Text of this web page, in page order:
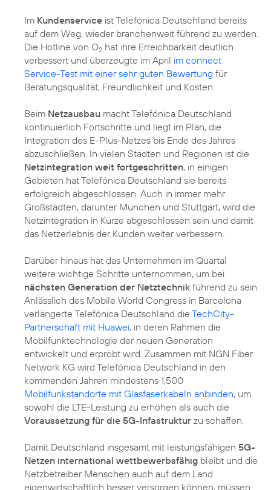
Im Kundenservice ist Telefónica Deutschland bereits
auf dem Weg, wieder branchenweit führend zu werden.
Die Hotline von O2 hat ihre Erreichbarkeit deutlich
verbessert und überzeugte im April im connect
Service-Test mit einer sehr guten Bewertung für
Beratungsqualität, Freundlichkeit und Kosten.
Beim Netzausbau macht Telefónica Deutschland
kontinuierlich Fortschritte und liegt im Plan, die
Integration des E-Plus-Netzes bis Ende des Jahres
abzuschließen. In vielen Städten und Regionen ist die
Netzintegration weit fortgeschritten, in einigen
Gebieten hat Telefónica Deutschland sie bereits
erfolgreich abgeschlossen. Auch in immer mehr
Großstädten, darunter München und Stuttgart, wird die
Netzintegration in Kürze abgeschlossen sein und damit
das Netzerlebnis der Kunden weiter verbessern.
Darüber hinaus hat das Unternehmen im Quartal
weitere wichtige Schritte unternommen, um bei
nächsten Generation der Netztechnik führend zu sein.
Anlässlich des Mobile World Congress in Barcelona
verlängerte Telefónica Deutschland die TechCity-
Partnerschaft mit Huawei, in deren Rahmen die
Mobilfunktechnologie der neuen Generation
entwickelt und erprobt wird. Zusammen mit NGN Fiber
Network KG wird Telefónica Deutschland in den
kommenden Jahren mindestens 1,500
Mobilfunkstandorte mit Glasfaserkabeln anbinden, um
sowohl die LTE-Leistung zu erhöhen als auch die
Voraussetzung für die 5G-Infastruktur zu schaffen.
Damit Deutschland insgesamt mit leistungsfähigen 5G-
Netzen international wettbewerbsfähig bleibt und die
Netzbetreiber Menschen auch auf dem Land
eigenwirtschaftlich besser versorgen können, müssen